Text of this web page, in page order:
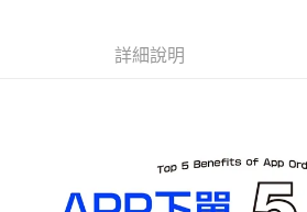
預購-7-11取貨付款(舊)
每筆NT$90，滿NT$3,000(含以上)免運費
預購-宅配(舊)
詳細說明